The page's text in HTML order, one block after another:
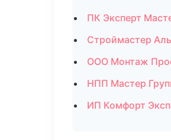
ПК Эксперт
Строймастер
ООО Монтаж
НПП Мастер
ИП Комфорт